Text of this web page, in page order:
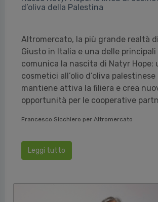
d’oliva della Palestina
Altromercato, la più grande realtà
Giusto in Italia e una delle principali
comunica la nascita di Natyr Hope:
cosmetici all’olio d’oliva palestinese
mantiene attiva la filiera e crea
opportunità per le cooperative
Francesco Sicchiero per Altromercato
Leggi tutto